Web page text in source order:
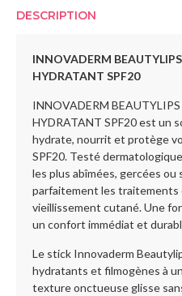
DESCRIPTION
INNOVADERM
HYDRATANT SPF20
INNOVADERM
HYDRATANT SPF20 est un
hydrate, nourrit et protège
SPF20. Testé
les plus abîmées, gercées
parfaitement les traitements
vieillissement cutané. Une
un confort immédiat et
Le stick Innovaderm
hydratants et filmogènes à
texture onctueuse glisse